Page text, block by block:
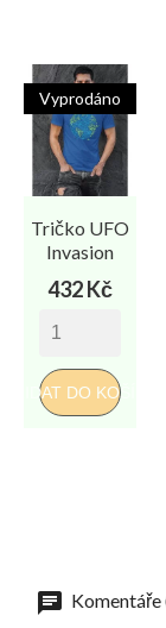
Tričko UFO
Invasion
Cena
432 Kč
PŘIDAT DO KOŠÍKU
Vyprodáno
Komentáře